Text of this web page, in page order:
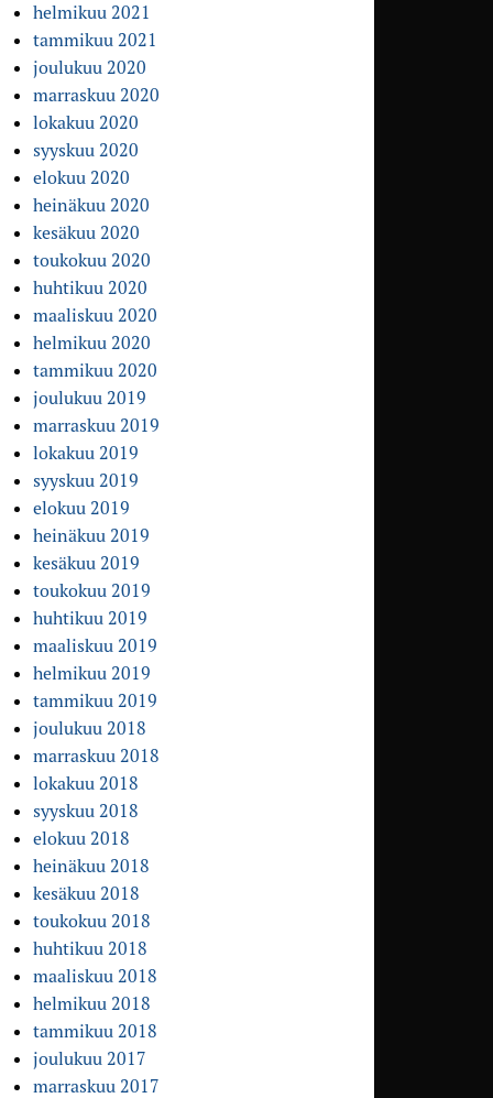
helmikuu 2021
tammikuu 2021
joulukuu 2020
marraskuu 2020
lokakuu 2020
syyskuu 2020
elokuu 2020
heinäkuu 2020
kesäkuu 2020
toukokuu 2020
huhtikuu 2020
maaliskuu 2020
helmikuu 2020
tammikuu 2020
joulukuu 2019
marraskuu 2019
lokakuu 2019
syyskuu 2019
elokuu 2019
heinäkuu 2019
kesäkuu 2019
toukokuu 2019
huhtikuu 2019
maaliskuu 2019
helmikuu 2019
tammikuu 2019
joulukuu 2018
marraskuu 2018
lokakuu 2018
syyskuu 2018
elokuu 2018
heinäkuu 2018
kesäkuu 2018
toukokuu 2018
huhtikuu 2018
maaliskuu 2018
helmikuu 2018
tammikuu 2018
joulukuu 2017
marraskuu 2017